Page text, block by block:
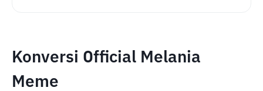
Konversi Official Melania
Meme